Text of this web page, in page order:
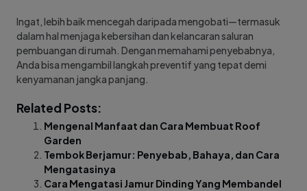
Ingat, lebih baik mencegah daripada mengobati—termasuk
dalam hal menjaga kebersihan dan kelancaran saluran
pembuangan di rumah. Dengan memahami penyebabnya,
Anda bisa mengambil langkah preventif yang tepat demi
kenyamanan jangka panjang.
Related Posts:
Mengenal Manfaat dan Cara Membuat Roof
Garden
Tembok Berjamur: Penyebab, Bahaya, dan Cara
Mengatasinya
Cara Mengatasi Jamur Dinding Yang Membandel